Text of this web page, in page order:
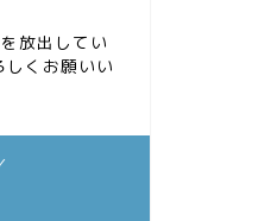
放出してい
くお願いい